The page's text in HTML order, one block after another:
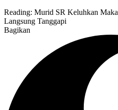
Reading: Murid SR Keluhkan
Langsung Tanggapi
Bagikan